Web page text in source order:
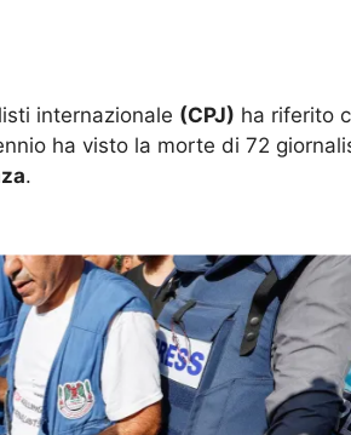
internazionale (CPJ) ha riferito
ha visto la morte di 72
.